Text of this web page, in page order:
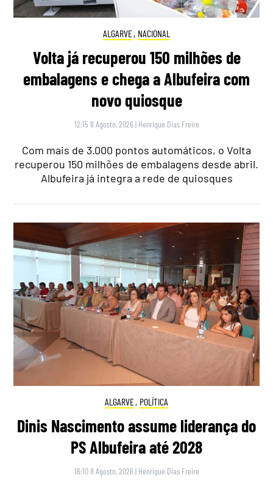
ALGARVE, NACIONAL
Volta já recuperou 150 milhões de
embalagens e chega a Albufeira com
novo quiosque
12:15 8 Agosto, 2026 | Henrique Dias Freire
Com mais de 3.000 pontos automáticos, o Volta
recuperou 150 milhões de embalagens desde abril.
Albufeira já integra a rede de quiosques
ALGARVE, POLÍTICA
Dinis Nascimento assume liderança do
PS Albufeira até 2028
16:10 8 Agosto, 2026 | Henrique Dias Freire